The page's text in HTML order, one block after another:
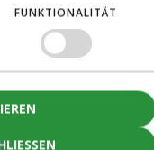
war einer der
100% nicht fossile
zahlreiche
Kraftstoffe ist das
von 100% nicht
FUNKTIONALITÄT